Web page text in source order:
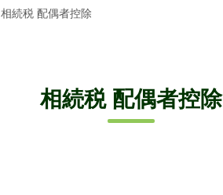
相続税 配偶者控除
相続税 配偶者控除